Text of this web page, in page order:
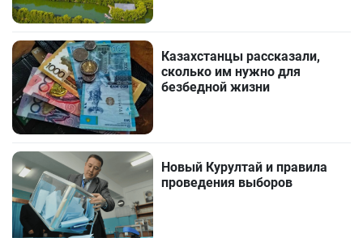
Казахстанцы рассказали,
сколько им нужно для
безбедной жизни
Новый Курултай и правила
проведения выборов